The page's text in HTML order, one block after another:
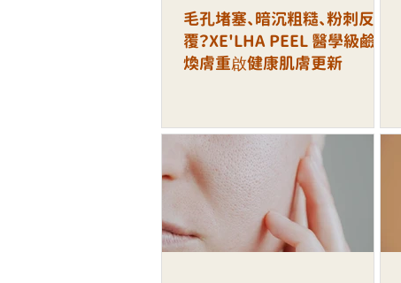
毛孔堵塞、暗沉粗糙、粉刺反
覆？XE'LHA PEEL 醫學級鹼性
煥膚重啟健康肌膚更新